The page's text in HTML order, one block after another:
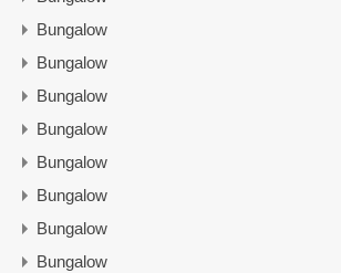
Bungalow
Bungalow
Bungalow
Bungalow
Bungalow
Bungalow
Bungalow
Bungalow